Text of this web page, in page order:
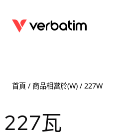
首頁 / 商品相當於(W) / 227W
227瓦
BD-R/RE光碟
DVDR/RW光碟
配件
便攜式顯示器
HDMI 連接線
旅行轉插
GaN充電器
燈泡
保養
繁體中文